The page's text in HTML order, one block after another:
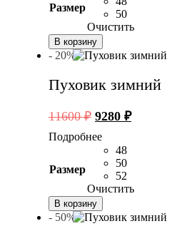
Размер
50
Очистить
В корзину
- 20%
Пуховик зимний
11600₽ Первоначальная
составляла
11600 ₽.
9280 ₽Текущая
Подробнее
Размер
48
50
52
Очистить
В корзину
- 50%